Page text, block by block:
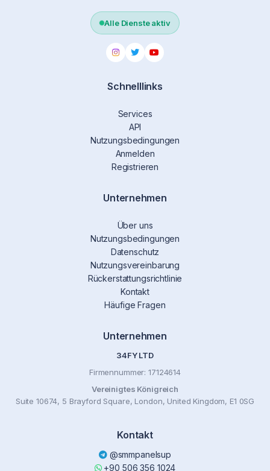
Alle Dienste aktiv
Schnelllinks
Services
API
Nutzungsbedingungen
Anmelden
Registrieren
Unternehmen
Über uns
Nutzungsbedingungen
Datenschutz
Nutzungsvereinbarung
Rückerstattungsrichtlinie
Kontakt
Häufige Fragen
Unternehmen
34FY LTD
Firmennummer: 17124614
Vereinigtes Königreich
Suite 10674, 5 Brayford Square, London, United Kingdom, E1 0SG
Kontakt
@smmpanelsup
+90 506 356 1024